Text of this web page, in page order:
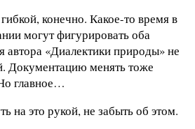
конечно. Какое-то время в
могут фигурировать оба
«Диалектики природы» не
Документацию менять тоже
главное…
на это рукой, не забыть об этом.